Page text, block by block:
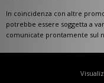
In coincidenza con altre
potrebbe essere soggetta a
comunicate prontamente sul